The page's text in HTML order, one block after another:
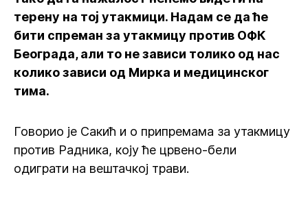
терену на тој утакмици. Надам се да ће
бити спреман за утакмицу против ОФК
Београда, али то не зависи толико од нас
колико зависи од Мирка и медицинског
тима.
Говорио је Сакић и о припремама за утакмицу
против Радника, коју ће црвено-бели
одиграти на вештачкој трави.